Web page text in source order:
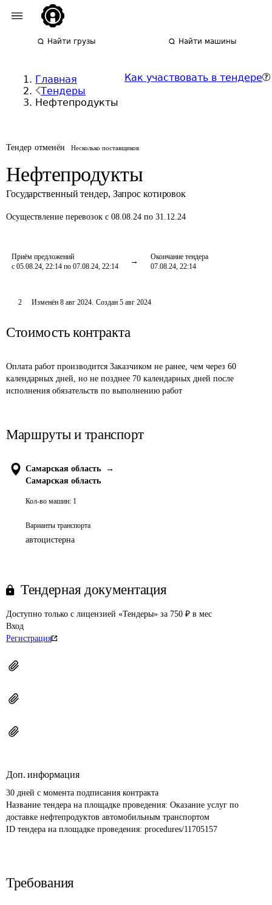
Найти грузы Найти машины
Главная
Тендеры
Нефтепродукты
Как участвовать в тендере
Тендер отменён Несколько поставщиков
Нефтепродукты
Государственный тендер, Запрос котировок
Осуществление перевозок с 08.08.24 по 31.12.24
Приём предложений
с 05.08.24, 22:14 по 07.08.24, 22:14
Окончание тендера
07.08.24, 22:14
2 Изменён 8 авг 2024. Создан 5 авг 2024
Стоимость контракта
Оплата работ производится Заказчиком не ранее, чем через 60
календарных дней, но не позднее 70 календарных дней после
исполнения обязательств по выполнению работ
Маршруты и транспорт
Самарская область
→
Самарская область
Кол-во машин: 1
Варианты транспорта
автоцистерна
Тендерная документация
Доступно только с лицензией «Тендеры» за 750 ₽ в мес
Вход
Регистрация
Доп. информация
30 дней с момента подписания контракта
Название тендера на площадке проведения: Оказание услуг по
доставке нефтепродуктов автомобильным транспортом
ID тендера на площадке проведения: procedures/11705157
Требования